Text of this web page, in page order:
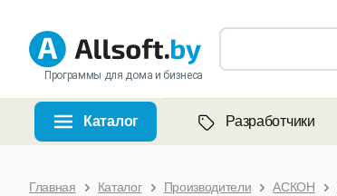
Программы для дома и бизнеса
Каталог Разработчики
Главная Каталог Производители АСКОН